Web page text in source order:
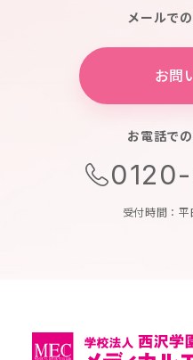
メールで
お問
お電話で
受付時間：